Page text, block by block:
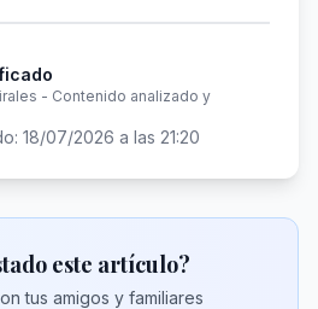
- Contenido analizado y
18/07/2026 a las 21:20
este artículo?
tus amigos y familiares